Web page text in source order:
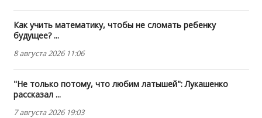
Как учить математику, чтобы не сломать ребенку
будущее? ...
8 августа 2026 11:06
"Не только потому, что любим латышей": Лукашенко
рассказал ...
7 августа 2026 19:03